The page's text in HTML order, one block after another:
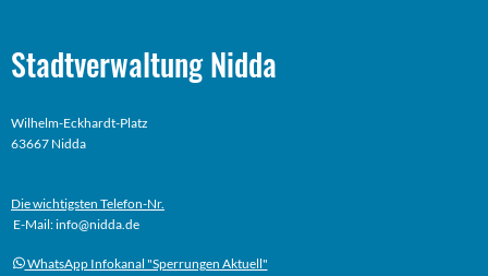
Stadtverwaltung Nidda
Wilhelm-Eckhardt-Platz
63667 Nidda
Die wichtigsten Telefon-Nr.
E-Mail: info@nidda.de
WhatsApp Infokanal "Sperrungen Aktuell"